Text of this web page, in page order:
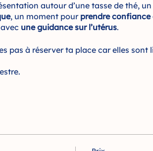
autour d’une tasse de thé,
, un moment pour prendre confiance
une guidance sur l’utérus.
pas à réserver ta place car elles
holistique. Mais également maman